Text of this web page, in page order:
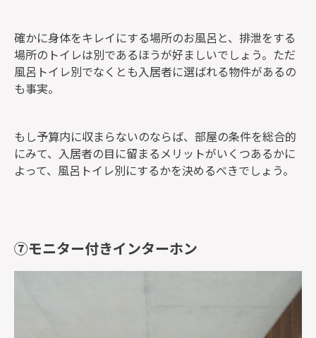
確かに身体をキレイにする場所のお風呂と、排泄をする
場所のトイレは別であるほうが好ましいでしょう。ただ
風呂トイレ別でなくとも入居者に選ばれる物件があるの
も事実。
もし予算内に収まらないのならば、部屋の条件を総合的
にみて、入居者の目に留まるメリットがいくつあるかに
よって、風呂トイレ別にするかを決めるべきでしょう。
⑦モニター付きインターホン